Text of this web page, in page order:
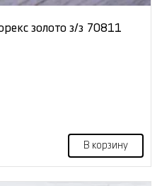
золото з/з 70811
В корзину